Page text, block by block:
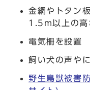
金網やトタン
1.5m以上の高
電気柵を設置
飼い犬の声や
野生鳥獣被害